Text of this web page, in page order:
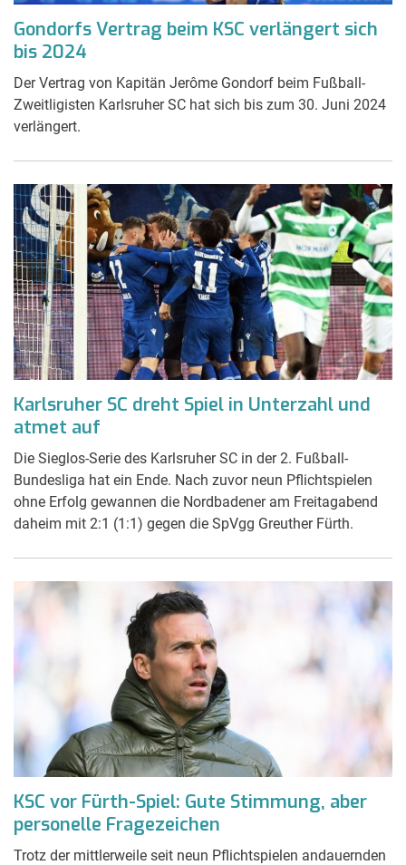
Gondorfs Vertrag beim KSC verlängert sich
bis 2024
Der Vertrag von Kapitän Jerôme Gondorf beim Fußball-
Zweitligisten Karlsruher SC hat sich bis zum 30. Juni 2024
verlängert.
Karlsruher SC dreht Spiel in Unterzahl und
atmet auf
Die Sieglos-Serie des Karlsruher SC in der 2. Fußball-
Bundesliga hat ein Ende. Nach zuvor neun Pflichtspielen
ohne Erfolg gewannen die Nordbadener am Freitagabend
daheim mit 2:1 (1:1) gegen die SpVgg Greuther Fürth.
KSC vor Fürth-Spiel: Gute Stimmung, aber
personelle Fragezeichen
Trotz der mittlerweile seit neun Pflichtspielen andauernden